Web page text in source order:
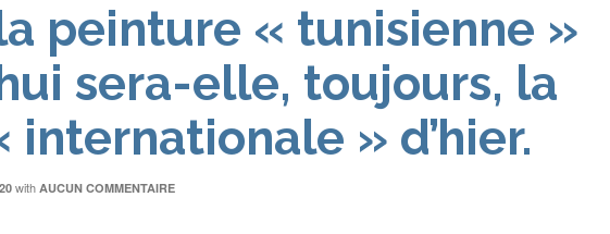
peinture « tunisienne »
sera-elle, toujours, la
» d’hier.
with AUCUN COMMENTAIRE